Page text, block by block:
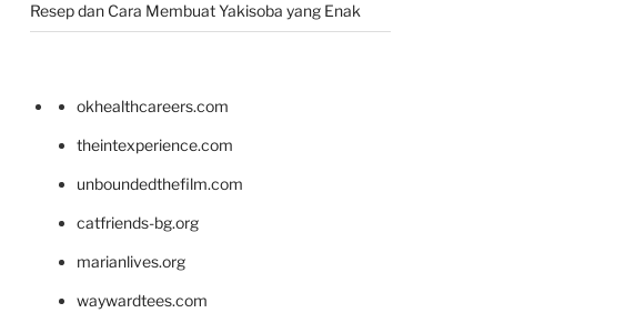
Resep dan Cara Membuat Yakisoba yang Enak
okhealthcareers.com
theintexperience.com
unboundedthefilm.com
catfriends-bg.org
marianlives.org
waywardtees.com